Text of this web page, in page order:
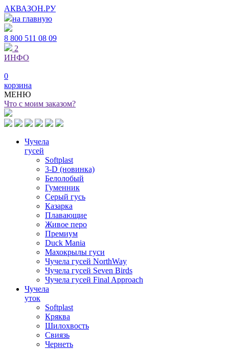
АКВАЗОН.РУ
на главную
8 800 511 08 09
2
ИНФО
0
корзина
МЕНЮ
Что с моим заказом?
Чучела
гусей
Softplast
3-D (новинка)
Белолобый
Гуменник
Серый гусь
Казарка
Плавающие
Живое перо
Премиум
Duck Mania
Махокрылы гуси
Чучела гусей NorthWay
Чучела гусей Seven Birds
Чучела гусей Final Approach
Чучела
уток
Softplast
Кряква
Шилохвость
Свиязь
Чернеть